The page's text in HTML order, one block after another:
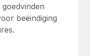
goedvinden
beëindiging